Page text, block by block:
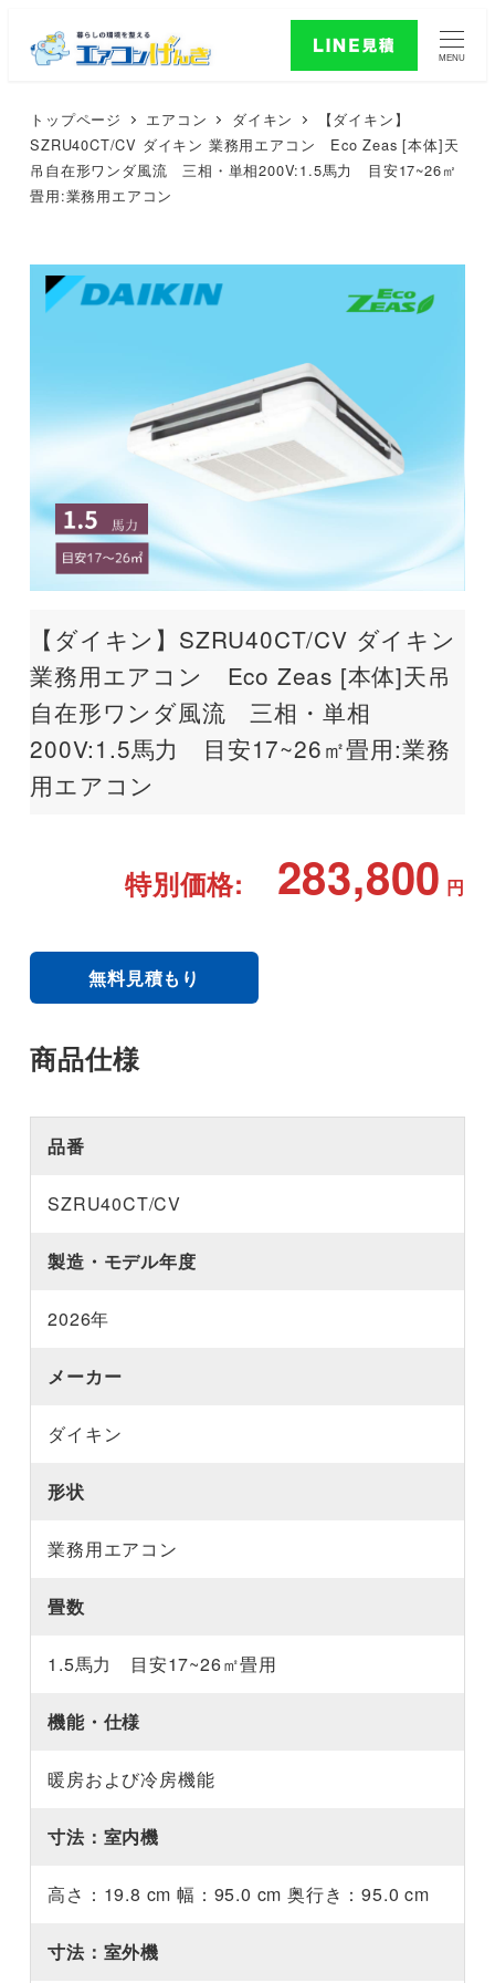
MENU
トップページ エアコン ダイキン
【ダイキン】
SZRU40CT/CV ダイキン 業務用エアコン Eco Zeas [本体]天
吊自在形ワンダ風流 三相・単相200V:1.5馬力 目安17~26㎡
畳用:業務用エアコン
【ダイキン】SZRU40CT/CV ダイキン
業務用エアコン Eco Zeas [本体]天吊
自在形ワンダ風流 三相・単相
200V:1.5馬力 目安17~26㎡畳用:業務
用エアコン
特別価格: 283,800 円
無料見積もり
商品仕様
品番
SZRU40CT/CV
製造・モデル年度
2026年
メーカー
ダイキン
形状
業務用エアコン
畳数
1.5馬力 目安17~26㎡畳用
機能・仕様
暖房および冷房機能
寸法：室内機
高さ：19.8 cm 幅：95.0 cm 奥行き：95.0 cm
寸法：室外機